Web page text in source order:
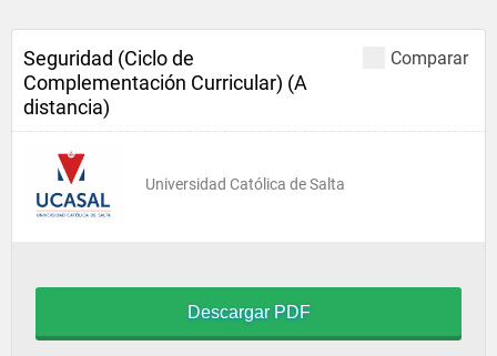
Comparar
Seguridad (Ciclo de
Complementación Curricular) (A
distancia)
Universidad Católica de Salta
Descargar PDF